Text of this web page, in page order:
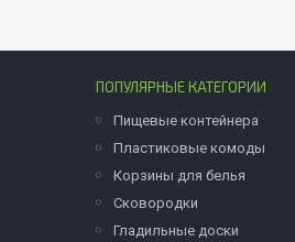
ПОПУЛЯРНЫЕ КАТЕГОРИИ
Пищевые контейнера
Пластиковые комоды
Корзины для белья
Сковородки
Гладильные доски